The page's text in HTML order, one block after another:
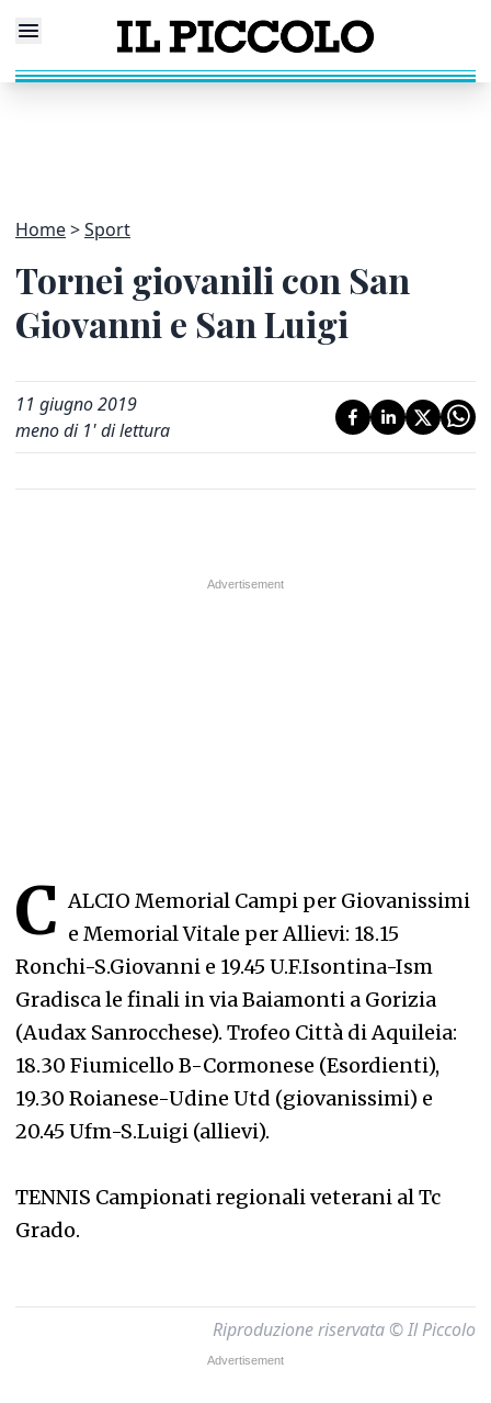
Home Sport
Tornei giovanili con San
Giovanni e San Luigi
11 giugno 2019
meno di 1' di lettura
C ALCIO Memorial Campi per Giovanissimi
e Memorial Vitale per Allievi: 18.15
Ronchi-S.Giovanni e 19.45 U.F.Isontina-Ism
Gradisca le finali in via Baiamonti a Gorizia
(Audax Sanrocchese). Trofeo Città di Aquileia:
18.30 Fiumicello B-Cormonese (Esordienti),
19.30 Roianese-Udine Utd (giovanissimi) e
20.45 Ufm-S.Luigi (allievi).
TENNIS Campionati regionali veterani al Tc
Grado.
Riproduzione riservata © Il Piccolo